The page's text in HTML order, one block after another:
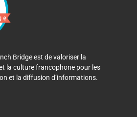
Bridge est de valoriser la
la culture francophone pour les
et la diffusion d’informations.